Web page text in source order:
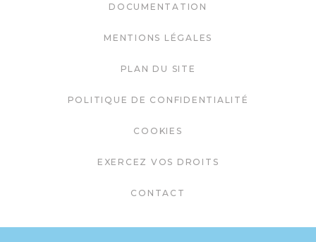
DOCUMENTATION
MENTIONS LÉGALES
PLAN DU SITE
POLITIQUE DE CONFIDENTIALITÉ
COOKIES
EXERCEZ VOS DROITS
CONTACT